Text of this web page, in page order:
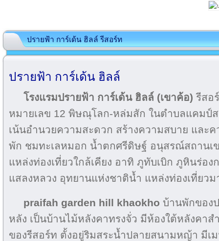
ปรายฟ้า การ์เด้น ฮิลล์ รีสอร์ท
ปรายฟ้า การ์เด้น ฮิลล์
โรงแรมปรายฟ้า การ์เด้น ฮิลล์ (เขาค้อ) รีสอ
หมายเลข 12 พิษณุโลก-หล่มสัก ในตำบลแคมป์
เน้นอำนวยความสะดวก สร้างความสบาย และค
พัก ชมทะเลหมอก น้ำตกศรีดิษฐ์ อนุสรณ์สถานเ
แหล่งท่องเที่ยวใกล้เคียง อาทิ ภูทับเบิก ภูหินร่อ
แสลงหลวง อุทยานแห่งชาติน้ำ แหล่งท่องเที่ยว
praifah garden hill khaokho บ้านพักของ
หลัง เป็นบ้านไม้หลังคาทรงจั่ว มีห้องใต้หลังคาส
ของรีสอร์ท ตั้งอยู่ริมสระน้ำปลายสนามหญ้า มีเ